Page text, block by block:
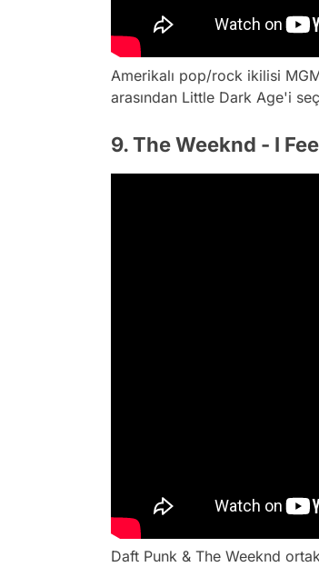
Amerikalı pop/rock ikilisi
arasından Little Dark Age'i
9. The Weeknd - I
Daft Punk & The Weeknd